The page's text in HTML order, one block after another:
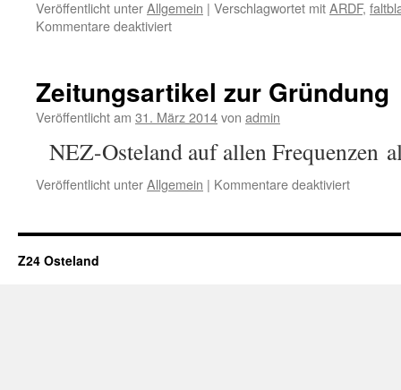
Veröffentlicht unterAllgemein | Verschlagwortet mitARDF,
Kommentare deaktiviertfür
Zeitungsartikel zur Gründung
Veröffentlicht am 31. März 2014von admin
NEZ-Osteland auf allen Frequenzen
Veröffentlicht unterAllgemein | Kommentare deaktiviertfür
Z24 Osteland